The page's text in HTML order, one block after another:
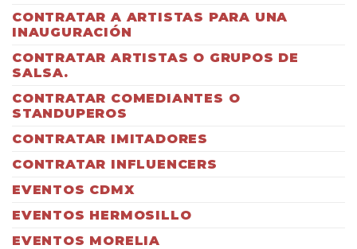
CONTRATAR A ARTISTAS PARA UNA
INAUGURACIÓN
CONTRATAR ARTISTAS O GRUPOS DE
SALSA.
CONTRATAR COMEDIANTES O
STANDUPEROS
CONTRATAR IMITADORES
CONTRATAR INFLUENCERS
EVENTOS CDMX
EVENTOS HERMOSILLO
EVENTOS MORELIA